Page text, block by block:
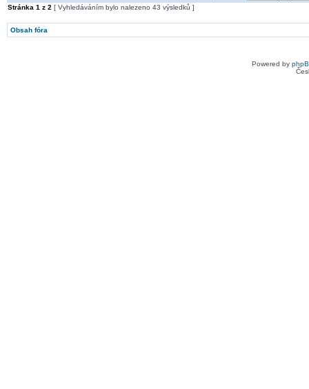
Stránka 1 z 2 [ Vyhledáváním bylo nalezeno 43 výsledků ]
Obsah fóra
Powered by